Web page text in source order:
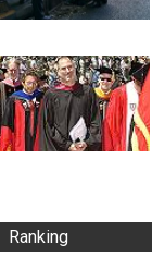
Ranking